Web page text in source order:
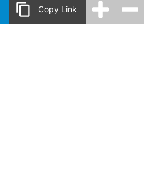
Copy Link